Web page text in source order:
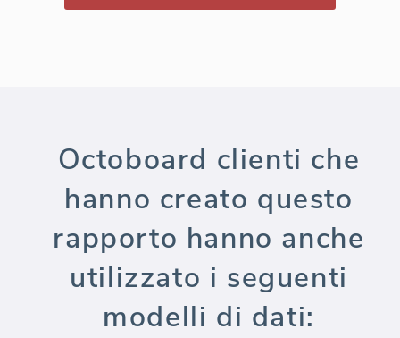
Octoboard clienti che
hanno creato questo
rapporto hanno anche
utilizzato i seguenti
modelli di dati: